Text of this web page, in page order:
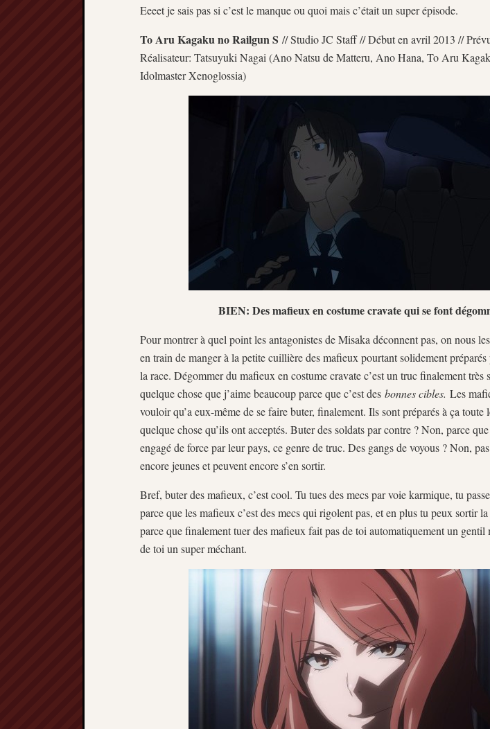
Eeeet je sais pas si c’est le manque ou quoi mais c’était un super épisode.
To Aru Kagaku no Railgun S // Studio JC Staff // Début en avril 2013 //
Réalisateur: Tatsuyuki Nagai (Ano Natsu de Matteru, Ano Hana, To Aru
Idolmaster Xenoglossia)
BIEN: Des mafieux en costume cravate qui se font
Pour montrer à quel point les antagonistes de Misaka déconnent pas, on nous
en train de manger à la petite cuillière des mafieux pourtant solidement
la race. Dégommer du mafieux en costume cravate c’est un truc finalement très
quelque chose que j’aime beaucoup parce que c’est des bonnes cibles. Les
vouloir qu’a eux-même de se faire buter, finalement. Ils sont préparés à ça toute
quelque chose qu’ils ont acceptés. Buter des soldats par contre ? Non, parce
engagé de force par leur pays, ce genre de truc. Des gangs de voyous ? Non,
encore jeunes et peuvent encore s’en sortir.
Bref, buter des mafieux, c’est cool. Tu tues des mecs par voie karmique, tu
parce que les mafieux c’est des mecs qui rigolent pas, et en plus tu peux sortir
parce que finalement tuer des mafieux fait pas de toi automatiquement un gentil
de toi un super méchant.